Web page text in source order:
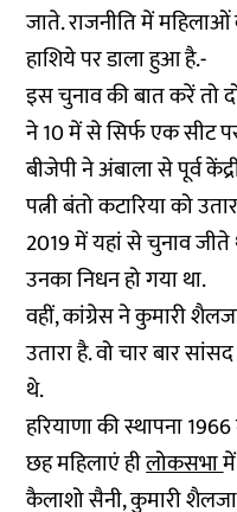
जाते. राजनीति में
हाशिये पर डाला हुआ है.-
इस चुनाव की बात करें तो
ने 10 में से सिर्फ एक सीट
बीजेपी ने अंबाला से पूर्व
पत्नी बंतो कटारिया को
2019 में यहां से चुनाव जीते
उनका निधन हो गया था.
वहीं, कांग्रेस ने कुमारी
उतारा है. वो चार बार
थे.
हरियाणा की स्थापना
छह महिलाएं हीलोकसभा
कैलाशो सैनी, कुमारी